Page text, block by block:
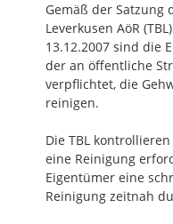
Gemäß der Satzung
Leverkusen AöR
13.12.2007 sind die
der an öffentliche
verpflichtet, die
reinigen.
Die TBL
eine Reinigung
Eigentümer eine
Reinigung zeitnah